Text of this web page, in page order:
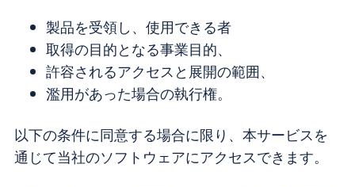
製品を受領し、使用できる者
取得の目的となる事業目的、
許容されるアクセスと展開の範囲、
濫用があった場合の執行権。
以下の条件に同意する場合に限り、本サービスを
通じて当社のソフトウェアにアクセスできます。